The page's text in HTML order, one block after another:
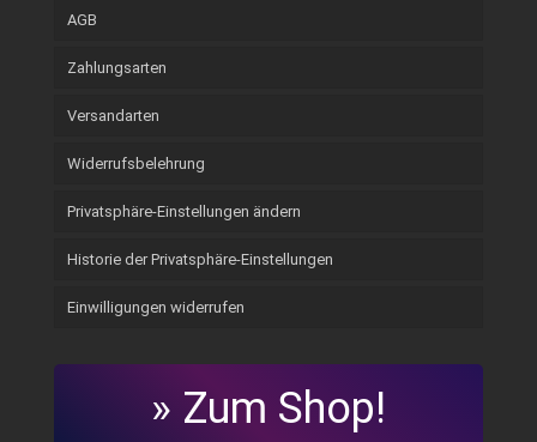
AGB
Zahlungsarten
Versandarten
Widerrufsbelehrung
Privatsphäre-Einstellungen ändern
Historie der Privatsphäre-Einstellungen
Einwilligungen widerrufen
» Zum Shop!